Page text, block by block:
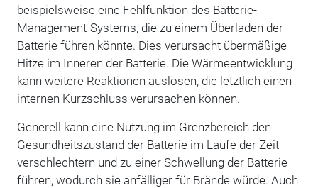
beispielsweise eine Fehlfunktion des Batterie-
Management-Systems, die zu einem Überladen der
Batterie führen könnte. Dies verursacht übermäßige
Hitze im Inneren der Batterie. Die Wärmeentwicklung
kann weitere Reaktionen auslösen, die letztlich einen
internen Kurzschluss verursachen können.
Generell kann eine Nutzung im Grenzbereich den
Gesundheitszustand der Batterie im Laufe der Zeit
verschlechtern und zu einer Schwellung der Batterie
führen, wodurch sie anfälliger für Brände würde. Auch